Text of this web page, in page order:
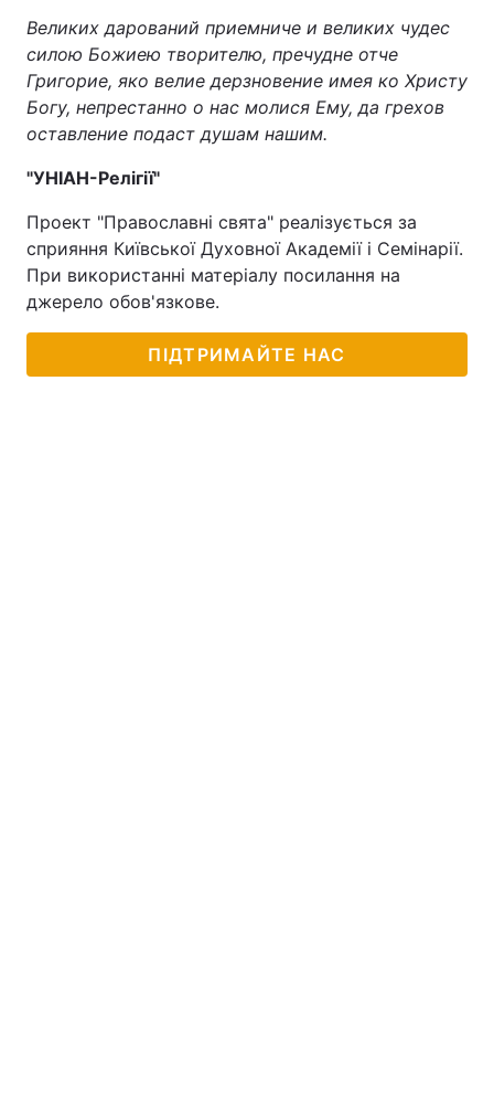
Великих дарований приемниче и великих чудес
силою Божиею творителю, пречудне отче
Григорие, яко велие дерзновение имея ко Христу
Богу, непрестанно о нас молися Ему, да грехов
оставление подаст душам нашим.
"УНІАН-Релігії"
Проект "Православні свята" реалізується за
сприяння Київської Духовної Академії і Семінарії.
При використанні матеріалу посилання на
джерело обов'язкове.
ПІДТРИМАЙТЕ НАС